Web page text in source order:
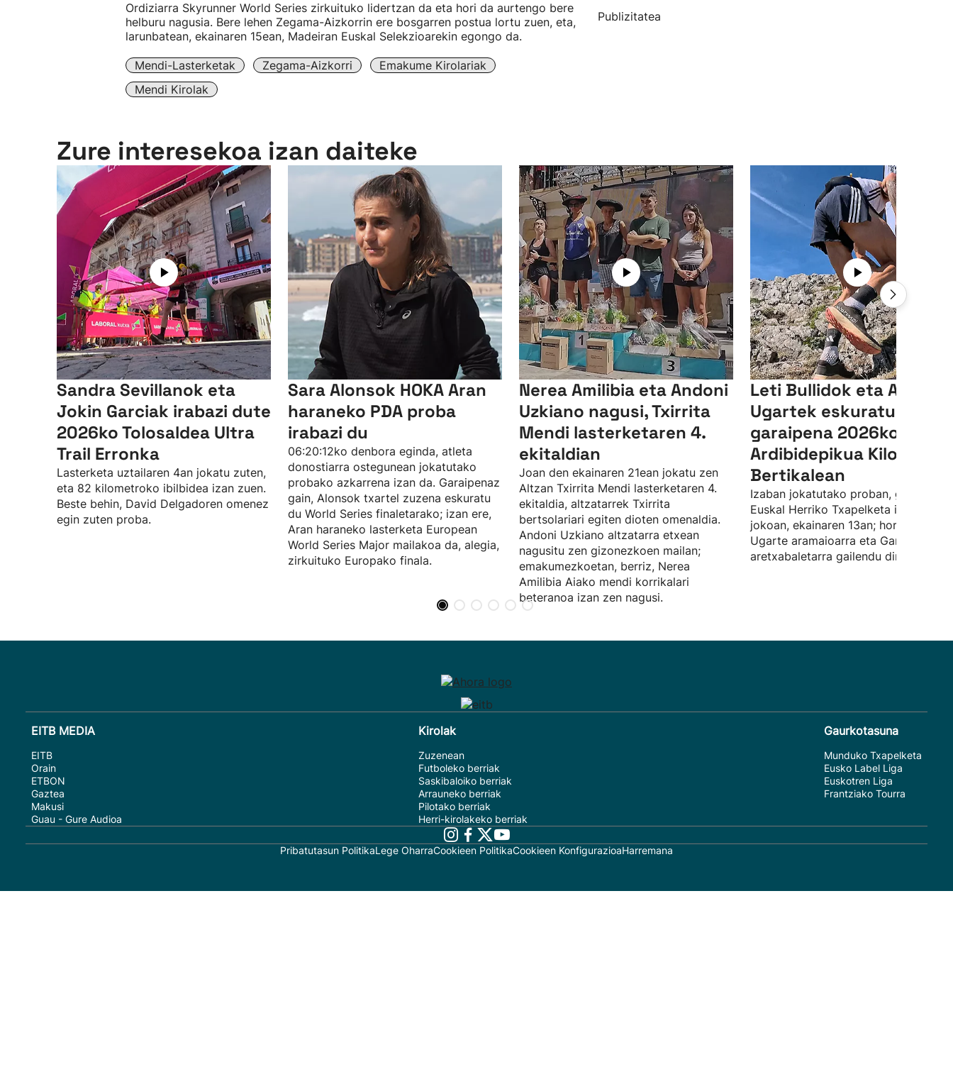
Ordiziarra Skyrunner World Series zirkuituko lidertzan da eta hori da aurtengo bere
helburu nagusia. Bere lehen Zegama-Aizkorrin ere bosgarren postua lortu zuen, eta,
larunbatean, ekainaren 15ean, Madeiran Euskal Selekzioarekin egongo da.
Mendi-Lasterketak Zegama-Aizkorri
Emakume Kirolariak
Mendi Kirolak
Publizitatea
Zure interesekoa izan daiteke
Sandra Sevillanok eta
Jokin Garciak irabazi dute
2026ko Tolosaldea Ultra
Trail Erronka
Lasterketa uztailaren 4an jokatu zuten,
eta 82 kilometroko ibilbidea izan zuen.
Beste behin, David Delgadoren omenez
egin zuten proba.
Sara Alonsok HOKA Aran
haraneko PDA proba
irabazi du
06:20:12ko denbora eginda, atleta
donostiarra ostegunean jokatutako
probako azkarrena izan da. Garaipenaz
gain, Alonsok txartel zuzena eskuratu
du World Series finaletarako; izan ere,
Aran haraneko lasterketa European
World Series Major mailakoa da, alegia,
zirkuituko Europako finala.
Nerea Amilibia eta Andoni
Uzkiano nagusi, Txirrita
Mendi lasterketaren 4.
ekitaldian
Joan den ekainaren 21ean jokatu zen
Altzan Txirrita Mendi lasterketaren 4.
ekitaldia, altzatarrek Txirrita
bertsolariari egiten dioten omenaldia.
Andoni Uzkiano altzatarra etxean
nagusitu zen gizonezkoen mailan;
emakumezkoetan, berriz, Nerea
Amilibia Aiako mendi korrikalari
beteranoa izan zen nagusi.
Leti Bullidok eta Aitor
Ugartek eskuratu dute
garaipena 2026ko
Ardibidepikua Kilometro
Bertikalean
Izaban jokatutako proban, gainera,
Euskal Herriko Txapelketa izan da
jokoan, ekainaren 13an; horretan,
Ugarte aramaioarra eta Garazi
aretxabaletarra gailendu dira.
EITB MEDIA
EITB
Orain
ETBON
Gaztea
Makusi
Guau - Gure Audioa
Kirolak
Zuzenean
Futboleko berriak
Saskibaloiko berriak
Arrauneko berriak
Pilotako berriak
Herri-kirolakeko berriak
Gaurkotasuna
Munduko Txapelketa
Eusko Label Liga
Euskotren Liga
Frantziako Tourra
Pribatutasun PolitikaLege OharraCookieen PolitikaCookieen KonfigurazioaHarremana